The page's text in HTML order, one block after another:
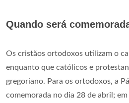
Quando será
Os cristãos ortodoxos utilizam o
enquanto que católicos e
gregoriano. Para os ortodoxos, a
comemorada no dia 28 de abril;